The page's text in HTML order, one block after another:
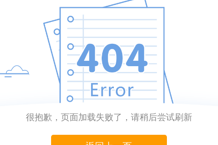
很抱歉，页面加载失败了，请稍后尝试刷新